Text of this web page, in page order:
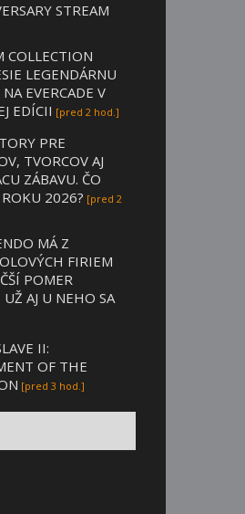
STREAM
COLLECTION
LEGENDÁRNU
EVERCADE V
EDÍCII [pred 2 hod.]
PRE
TVORCOV AJ
ZÁBAVU. ČO
2026? [pred 2
MÁ Z
FIRIEM
POMER
AJ U NEHO SA
II:
OF THE
[pred 3 hod.]